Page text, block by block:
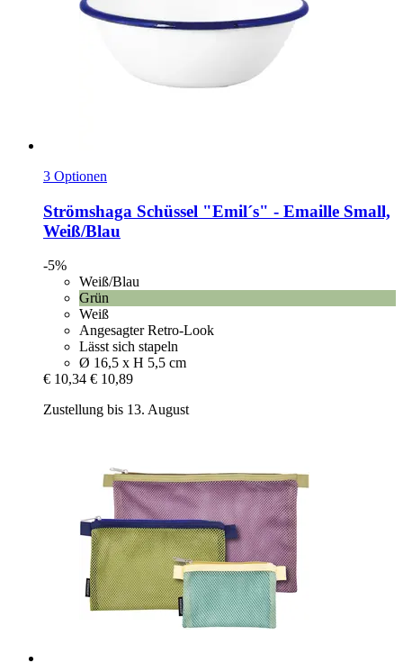
3 Optionen
Strömshaga Schüssel "Emil´s" -​ Emaille Small,
Weiß/Blau
-5%
Weiß/Blau
Grün
Weiß
Angesagter Retro-Look
Lässt sich stapeln
Ø 16,5 x H 5,5 cm
€ 10,34 € 10,89
Zustellung bis 13. August